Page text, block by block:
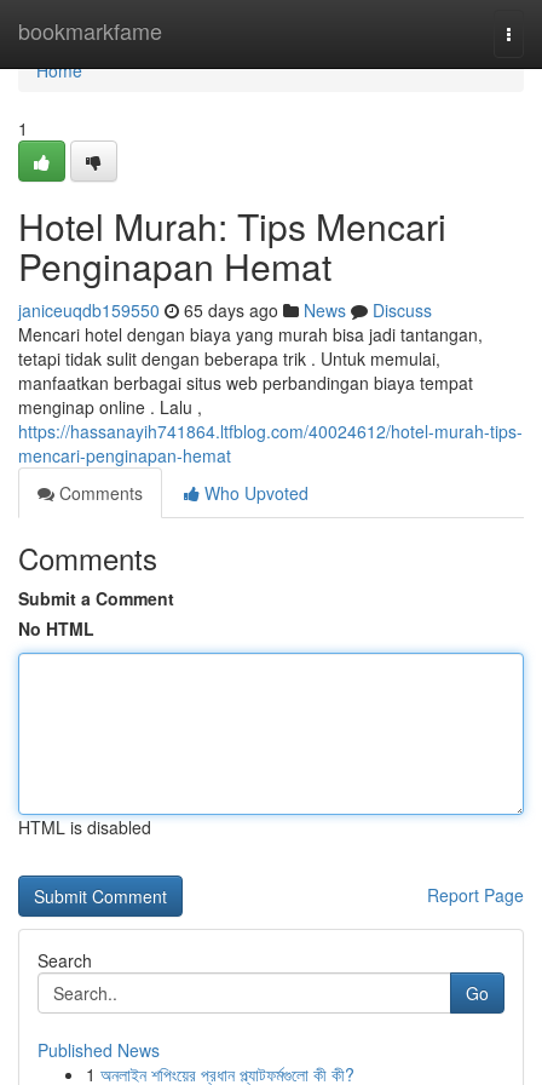
bookmarkfame
Home
Home
1
Hotel Murah: Tips Mencari
Penginapan Hemat
janiceuqdb159550 65 days ago News
Discuss
Mencari hotel dengan biaya yang murah bisa jadi tantangan,
tetapi tidak sulit dengan beberapa trik . Untuk memulai,
manfaatkan berbagai situs web perbandingan biaya tempat
menginap online . Lalu ,
https://hassanayih741864.ltfblog.com/40024612/hotel-murah-tips-
mencari-penginapan-hemat
Comments
Who Upvoted
Comments
Submit a Comment
No HTML
HTML is disabled
Report Page
Search
Go
Published News
1 অনলাইন শপিংয়ের প্রধান প্ল্যাটফর্মগুলো কী কী?